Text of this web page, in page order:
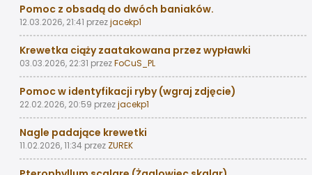
Pomoc z obsadą do dwóch baniaków.
12.03.2026, 21:41 przezjacekp1
Krewetka ciąży zaatakowana przez wypławki
03.03.2026, 22:31 przezFoCuS_PL
Pomoc w identyfikacji ryby (wgraj zdjęcie)
22.02.2026, 20:59 przezjacekp1
Nagle padające krewetki
11.02.2026, 11:34 przez ZUREK